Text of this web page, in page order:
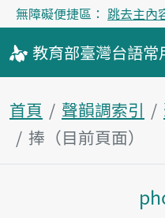
無障礙便捷區： 跳去主內
教育部臺灣台語常
首頁 聲韻調索引
捧（目前頁面）